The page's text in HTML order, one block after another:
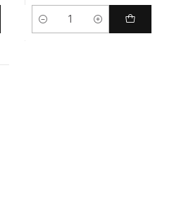
Cantidad